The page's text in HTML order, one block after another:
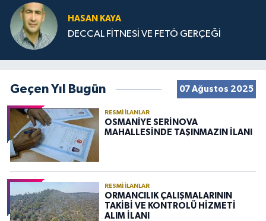
HASAN KAYA
DECCAL FİTNESİ VE FETÖ GERÇEĞİ
Geçen Yıl Bugün 07 Ağustos 2025
RESMI İLANLAR
OSMANİYE SERİNOVA
MAHALLESİNDE TAŞINMAZIN İLANI
RESMI İLANLAR
ORMANCILIK ÇALIŞMALARININ
TAKİBİ VE KONTROLÜ HİZMETİ
ALIM İLANI